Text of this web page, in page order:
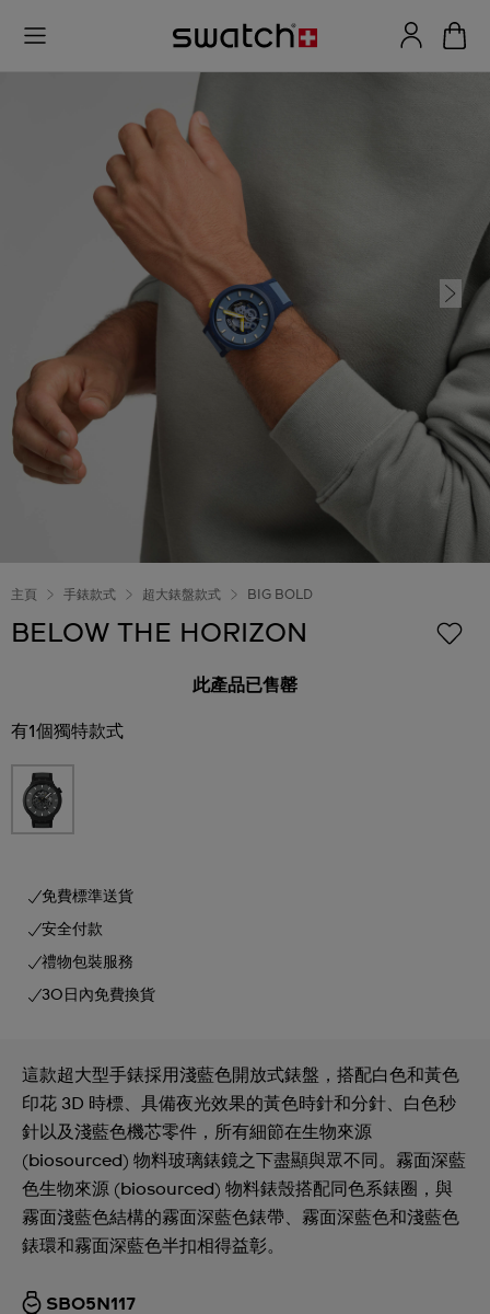
主頁 手錶款式 超大錶盤款式 BIG BOLD
BELOW THE HORIZON
此產品已售罄
有1個獨特款式
免費標準送貨
安全付款
禮物包裝服務
30日內免費換貨
這款超大型手錶採用淺藍色開放式錶盤，搭配白色和黃色
印花 3D 時標、具備夜光效果的黃色時針和分針、白色秒
針以及淺藍色機芯零件，所有細節在生物來源
(biosourced) 物料玻璃錶鏡之下盡顯與眾不同。霧面深藍
色生物來源 (biosourced) 物料錶殼搭配同色系錶圈，與
霧面淺藍色結構的霧面深藍色錶帶、霧面深藍色和淺藍色
錶環和霧面深藍色半扣相得益彰。
SB05N117